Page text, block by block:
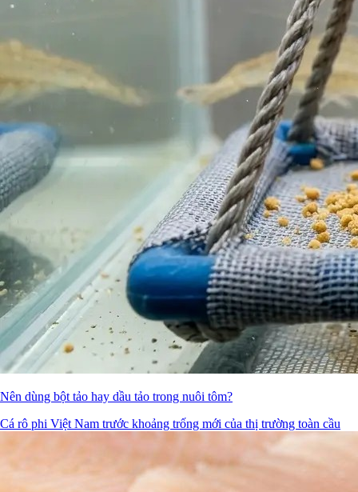
Nên dùng bột tảo hay dầu tảo trong nuôi tôm?
Cá rô phi Việt Nam trước khoảng trống mới của thị trường toàn cầu